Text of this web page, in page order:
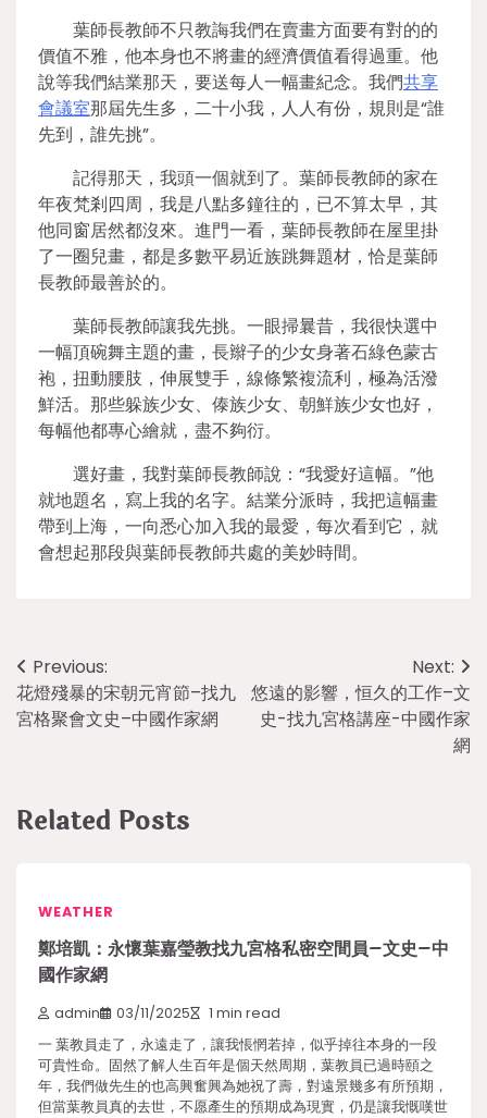
葉師長教師不只教誨我們在賣畫方面要有對的的
價值不雅，他本身也不將畫的經濟價值看得過重。他
說等我們結業那天，要送每人一幅畫紀念。我們共享
會議室那屆先生多，二十小我，人人有份，規則是“誰
先到，誰先挑”。
記得那天，我頭一個就到了。葉師長教師的家在
年夜梵剎四周，我是八點多鐘往的，已不算太早，其
他同窗居然都沒來。進門一看，葉師長教師在屋里掛
了一圈兒畫，都是多數平易近族跳舞題材，恰是葉師
長教師最善於的。
葉師長教師讓我先挑。一眼掃曩昔，我很快選中
一幅頂碗舞主題的畫，長辮子的少女身著石綠色蒙古
袍，扭動腰肢，伸展雙手，線條繁複流利，極為活潑
鮮活。那些躲族少女、傣族少女、朝鮮族少女也好，
每幅他都專心繪就，盡不夠衍。
選好畫，我對葉師長教師說：“我愛好這幅。”他
就地題名，寫上我的名字。結業分派時，我把這幅畫
帶到上海，一向悉心加入我的最愛，每次看到它，就
會想起那段與葉師長教師共處的美妙時間。
Post
navigation
Previous:
花燈殘暴的宋朝元宵節–找九
宮格聚會文史–中國作家網
Next:
悠遠的影響，恒久的工作–文
史-找九宮格講座-中國作家
網
Related Posts
WEATHER
鄭培凱：永懷葉嘉瑩教找九宮格私密空間員–文史–中
國作家網
admin 03/11/2025 1 min read
一 葉教員走了，永遠走了，讓我悵惘若掉，似乎掉往本身的一段
可貴性命。固然了解人生百年是個天然周期，葉教員已過時頤之
年，我們做先生的也高興奮興為她祝了壽，對遠景幾多有所預期，
但當葉教員真的去世，不愿產生的預期成為現實，仍是讓我慨嘆世